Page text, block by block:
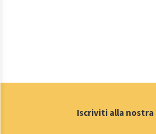
Iscriviti alla